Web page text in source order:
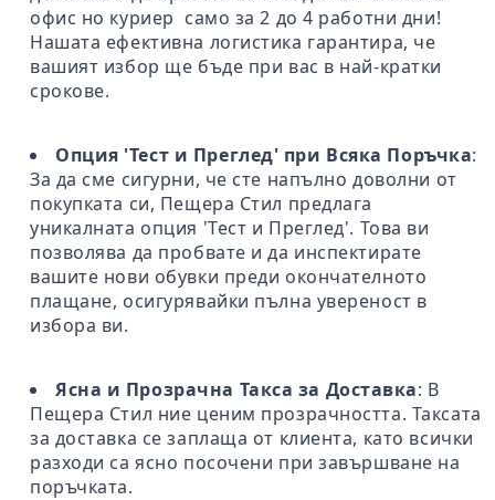
офис но куриер само за 2 до 4 работни дни!
Нашата ефективна логистика гарантира, че
вашият избор ще бъде при вас в най-кратки
срокове.
Опция 'Тест и Преглед' при Всяка Поръчка:
За да сме сигурни, че сте напълно доволни от
покупката си, Пещера Стил предлага
уникалната опция 'Тест и Преглед'. Това ви
позволява да пробвате и да инспектирате
вашите нови обувки преди окончателното
плащане, осигурявайки пълна увереност в
избора ви.
Ясна и Прозрачна Такса за Доставка: В
Пещера Стил ние ценим прозрачността. Таксата
за доставка се заплаща от клиента, като всички
разходи са ясно посочени при завършване на
поръчката.